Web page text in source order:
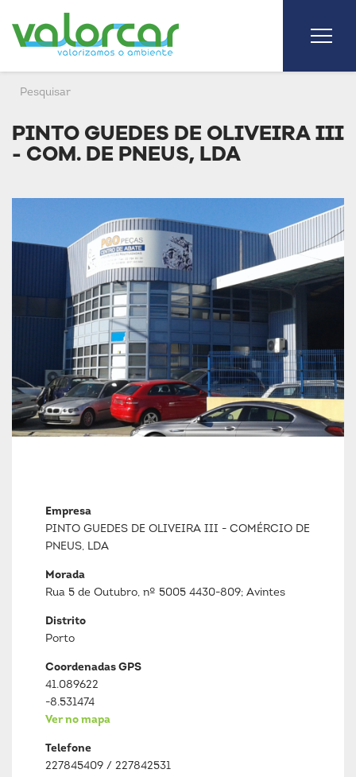
PINTO GUEDES DE OLIVEIRA III
- COM. DE PNEUS, LDA
Empresa
PINTO GUEDES DE OLIVEIRA III - COMÉRCIO DE
PNEUS, LDA
Morada
Rua 5 de Outubro, nº 5005 4430-809; Avintes
Distrito
Porto
Coordenadas GPS
41.089622
-8.531474
Ver no mapa
Telefone
227845409 / 227842531